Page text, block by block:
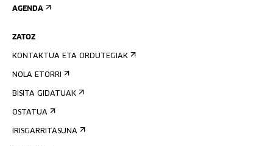
AGENDA
ZATOZ
KONTAKTUA ETA ORDUTEGIAK
NOLA ETORRI
BISITA GIDATUAK
OSTATUA
IRISGARRITASUNA